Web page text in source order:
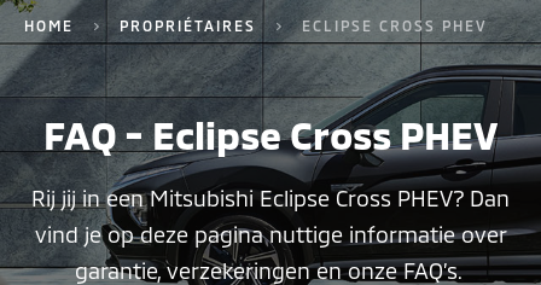
HOME PROPRIÉTAIRES ECLIPSE CROSS PHEV
FAQ - Eclipse Cross PHEV
Rij jij in een Mitsubishi Eclipse Cross PHEV? Dan
vind je op deze pagina nuttige informatie over
garantie, verzekeringen en onze FAQ’s.